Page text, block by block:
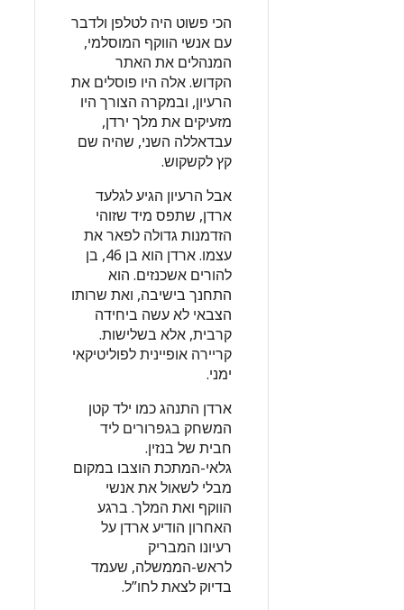
הכי פשוט היה לטלפן ולדבר
עם אנשי הווקף המוסלמי,
המנהלים את האתר
הקדוש. אלה היו פוסלים את
הרעיון, ובמקרה הצורך היו
מזעיקים את מלך ירדן,
עבדאללה השני, שהיה שם
קץ לקשקוש.
אבל הרעיון הגיע לגלעד
ארדן, שתפס מיד שזוהי
הזדמנות גדולה לפאר את
עצמו. ארדן הוא בן 46, בן
להורים אשכנזים. הוא
התחנך בישיבה, ואת שרותו
הצבאי לא עשה ביחידה
קרבית, אלא בשלישות.
קריירה אופיינית לפוליטיקאי
ימני.
ארדן התנהג כמו ילד קטן
המשחק בגפרורים ליד
חבית של בנזין.
גלאי-המתכת הוצבו במקום
מבלי לשאול את אנשי
הווקף ואת המלך. ברגע
האחרון הודיע ארדן על
רעיונו המבריק
לראש-הממשלה, שעמד
בדיוק לצאת לחו”ל.